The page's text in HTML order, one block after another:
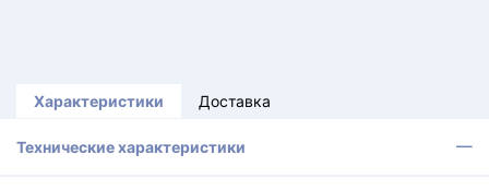
Характеристики Доставка
Технические характеристики